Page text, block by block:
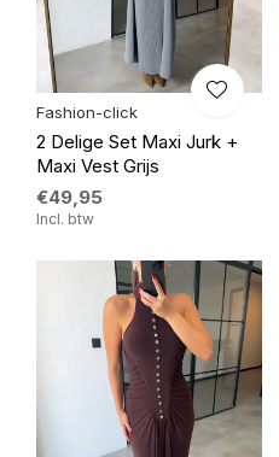
Fashion-click
2 Delige Set Maxi Jurk +
Maxi Vest Grijs
€49,95
Incl. btw